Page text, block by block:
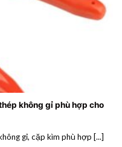
không gỉ phù hợp cho
gỉ, cặp kìm phù hợp [...]